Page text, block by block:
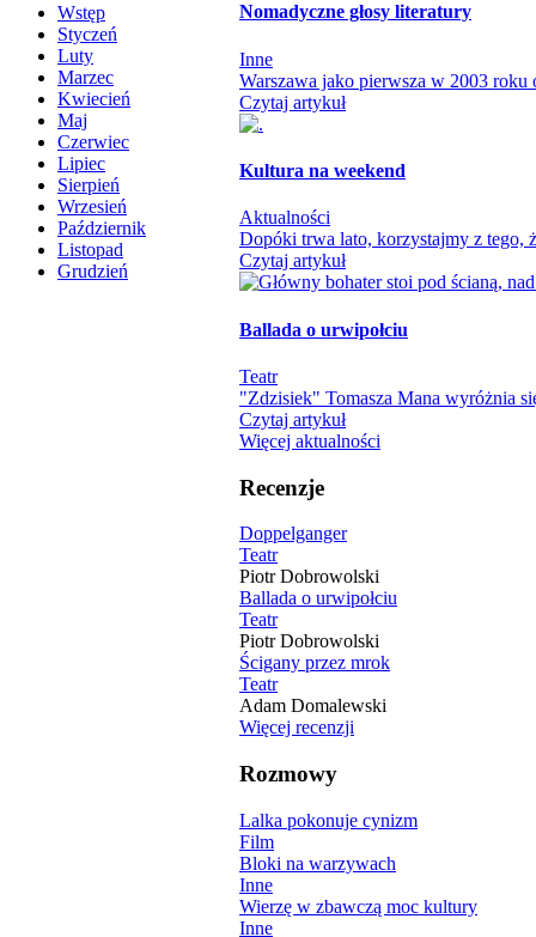
Wstęp
Styczeń
Luty
Marzec
Kwiecień
Maj
Czerwiec
Lipiec
Sierpień
Wrzesień
Październik
Listopad
Grudzień
Nomadyczne głosy literatury
Inne
Warszawa jako pierwsza w 2003 roku
Czytaj artykuł
Kultura na weekend
Aktualności
Dopóki trwa lato, korzystajmy z tego,
Czytaj artykuł
Ballada o urwipołciu
Teatr
"Zdzisiek" Tomasza Mana wyróżnia
Czytaj artykuł
Więcej aktualności
Recenzje
Doppelganger
Teatr
Piotr Dobrowolski
Ballada o urwipołciu
Teatr
Piotr Dobrowolski
Ścigany przez mrok
Teatr
Adam Domalewski
Więcej recenzji
Rozmowy
Lalka pokonuje cynizm
Film
Bloki na warzywach
Inne
Wierzę w zbawczą moc kultury
Inne